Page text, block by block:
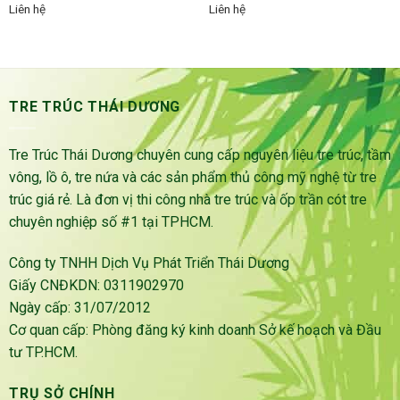
Liên hệ Liên hệ
TRE TRÚC THÁI DƯƠNG
Tre Trúc Thái Dương chuyên cung cấp nguyên liệu tre trúc, tầm
vông, lồ ô, tre nứa và các sản phẩm thủ công mỹ nghệ từ tre
trúc giá rẻ. Là đơn vị thi công nhà tre trúc và ốp trần cót tre
chuyên nghiệp số #1 tại TPHCM.
Công ty TNHH Dịch Vụ Phát Triển Thái Dương
Giấy CNĐKDN: 0311902970
Ngày cấp: 31/07/2012
Cơ quan cấp: Phòng đăng ký kinh doanh Sở kế hoạch và Đầu
tư TP.HCM.
TRỤ SỞ CHÍNH